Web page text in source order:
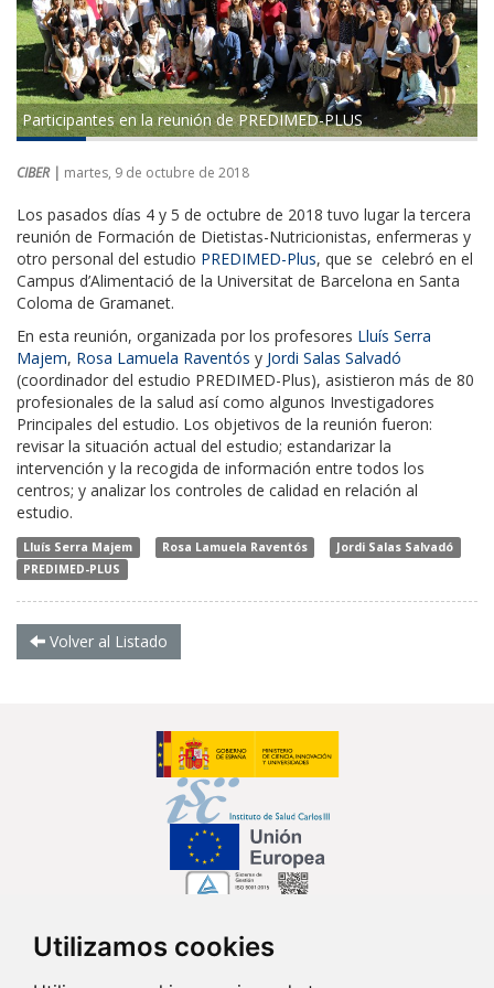
Utilizamos cookies
Participantes en la reunión de PREDIMED-PLUS
CIBER | martes, 9 de octubre de 2018
Los pasados días 4 y 5 de octubre de 2018 tuvo lugar la tercera
reunión de Formación de Dietistas-Nutricionistas, enfermeras y
otro personal del estudio PREDIMED-Plus, que se celebró en el
Campus d’Alimentació de la Universitat de Barcelona en Santa
Coloma de Gramanet.
En esta reunión, organizada por los profesores Lluís Serra
Majem, Rosa Lamuela Raventós y Jordi Salas Salvadó
(coordinador del estudio PREDIMED-Plus), asistieron más de 80
profesionales de la salud así como algunos Investigadores
Principales del estudio. Los objetivos de la reunión fueron:
revisar la situación actual del estudio; estandarizar la
intervención y la recogida de información entre todos los
centros; y analizar los controles de calidad en relación al
estudio.
Lluís Serra Majem Rosa Lamuela Raventós
Jordi Salas Salvadó
PREDIMED-PLUS
Volver al Listado
Síguenos en...